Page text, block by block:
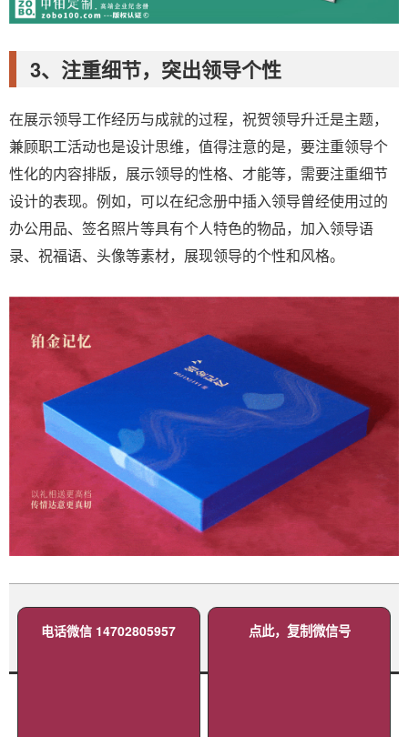
3、注重细节，突出领导个性
在展示领导工作经历与成就的过程，祝贺领导升迁是主题，
兼顾职工活动也是设计思维，值得注意的是，要注重领导个
性化的内容排版，展示领导的性格、才能等，需要注重细节
设计的表现。例如，可以在纪念册中插入领导曾经使用过的
办公用品、签名照片等具有个人特色的物品，加入领导语
录、祝福语、头像等素材，展现领导的个性和风格。
电话微信 14702805957 点此，复制微信号